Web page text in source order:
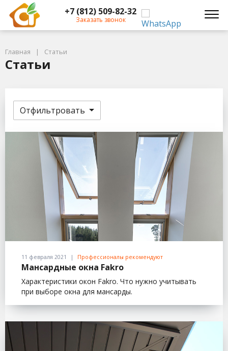
+7 (812) 509-82-32
Заказать звонок
Главная Статьи
Статьи
Отфильтровать
11 февраля 2021 Профессионалы рекомендуют
Мансардные окна Fakro
Характеристики окон Fakro. Что нужно учитывать
при выборе окна для мансарды.